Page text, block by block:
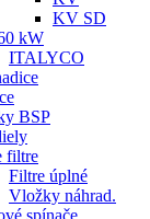
KV SD
kW
ITALYCO
BSP
filtre
Filtre úplné
Vložky náhrad.
spínače